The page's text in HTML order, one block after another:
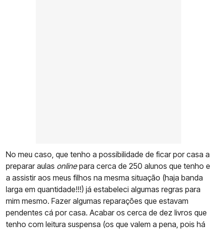
No meu caso, que tenho a possibilidade de ficar por casa a
preparar aulas onlinepara cerca de 250 alunos que tenho e
a assistir aos meus filhos na mesma situação (haja banda
larga em quantidade!!!) já estabeleci algumas regras para
mim mesmo. Fazer algumas reparações que estavam
pendentes cá por casa. Acabar os cerca de dez livros que
tenho com leitura suspensa (os que valem a pena, pois há